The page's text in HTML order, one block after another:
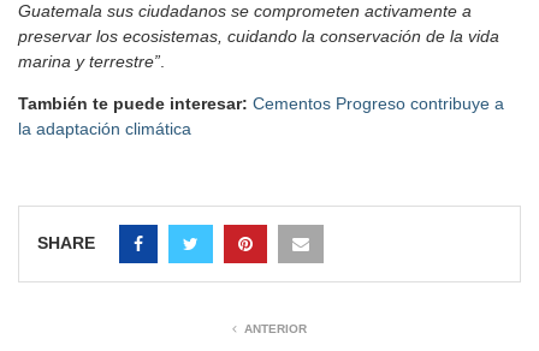
Guatemala sus ciudadanos se comprometen activamente a
preservar los ecosistemas, cuidando la conservación de la vida
marina y terrestre”
También te puede interesar: Cementos Progreso contribuye a
la adaptación climática
SHARE
ANTERIOR